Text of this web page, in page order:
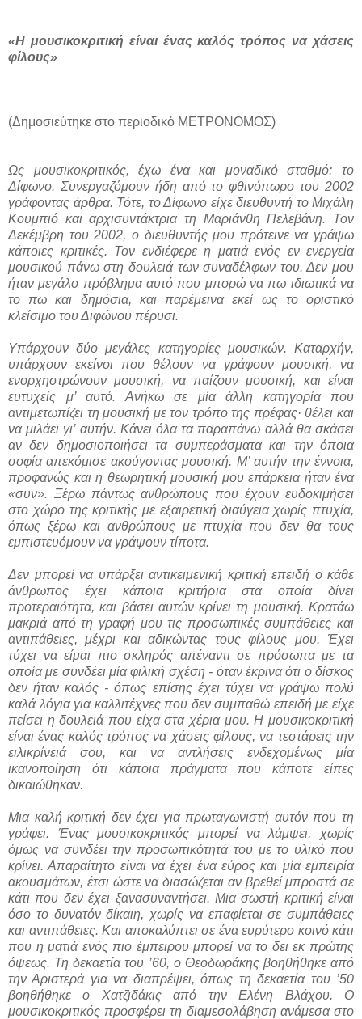
«Η μουσικοκριτική είναι ένας καλός τρόπος να χάσεις
φίλους»
(Δημοσιεύτηκε στο περιοδικό ΜΕΤΡΟΝΟΜΟΣ)
Ως μουσικοκριτικός, έχω ένα και μοναδικό σταθμό: το
Δίφωνο. Συνεργαζόμουν ήδη από το φθινόπωρο του 2002
γράφοντας άρθρα. Τότε, το Δίφωνο είχε διευθυντή το Μιχάλη
Κουμπιό και αρχισυντάκτρια τη Μαριάνθη Πελεβάνη. Τον
Δεκέμβρη του 2002, ο διευθυντής μου πρότεινε να γράψω
κάποιες κριτικές. Τον ενδιέφερε η ματιά ενός εν ενεργεία
μουσικού πάνω στη δουλειά των συναδέλφων του. Δεν μου
ήταν μεγάλο πρόβλημα αυτό που μπορώ να πω ιδιωτικά να
το πω και δημόσια, και παρέμεινα εκεί ως το οριστικό
κλείσιμο του Διφώνου πέρυσι.
Υπάρχουν δύο μεγάλες κατηγορίες μουσικών. Καταρχήν,
υπάρχουν εκείνοι που θέλουν να γράφουν μουσική, να
ενορχηστρώνουν μουσική, να παίζουν μουσική, και είναι
ευτυχείς μ’ αυτό. Ανήκω σε μία άλλη κατηγορία που
αντιμετωπίζει τη μουσική με τον τρόπο της πρέφας· θέλει και
να μιλάει γι’ αυτήν. Κάνει όλα τα παραπάνω αλλά θα σκάσει
αν δεν δημοσιοποιήσει τα συμπεράσματα και την όποια
σοφία απεκόμισε ακούγοντας μουσική. Μ’ αυτήν την έννοια,
προφανώς και η θεωρητική μουσική μου επάρκεια ήταν ένα
«συν». Ξέρω πάντως ανθρώπους που έχουν ευδοκιμήσει
στο χώρο της κριτικής με εξαιρετική διαύγεια χωρίς πτυχία,
όπως ξέρω και ανθρώπους με πτυχία που δεν θα τους
εμπιστευόμουν να γράψουν τίποτα.
Δεν μπορεί να υπάρξει αντικειμενική κριτική επειδή ο κάθε
άνθρωπος έχει κάποια κριτήρια στα οποία δίνει
προτεραιότητα, και βάσει αυτών κρίνει τη μουσική. Κρατάω
μακριά από τη γραφή μου τις προσωπικές συμπάθειες και
αντιπάθειες, μέχρι και αδικώντας τους φίλους μου. Έχει
τύχει να είμαι πιο σκληρός απέναντι σε πρόσωπα με τα
οποία με συνδέει μία φιλική σχέση - όταν έκρινα ότι ο δίσκος
δεν ήταν καλός - όπως επίσης έχει τύχει να γράψω πολύ
καλά λόγια για καλλιτέχνες που δεν συμπαθώ επειδή με είχε
πείσει η δουλειά που είχα στα χέρια μου. Η μουσικοκριτική
είναι ένας καλός τρόπος να χάσεις φίλους, να τεστάρεις την
ειλικρίνειά σου, και να αντλήσεις ενδεχομένως μία
ικανοποίηση ότι κάποια πράγματα που κάποτε είπες
δικαιώθηκαν.
Μια καλή κριτική δεν έχει για πρωταγωνιστή αυτόν που τη
γράφει. Ένας μουσικοκριτικός μπορεί να λάμψει, χωρίς
όμως να συνδέει την προσωπικότητά του με το υλικό που
κρίνει. Απαραίτητο είναι να έχει ένα εύρος και μία εμπειρία
ακουσμάτων, έτσι ώστε να διασώζεται αν βρεθεί μπροστά σε
κάτι που δεν έχει ξανασυναντήσει. Μια σωστή κριτική είναι
όσο το δυνατόν δίκαιη, χωρίς να επαφίεται σε συμπάθειες
και αντιπάθειες. Και αποκαλύπτει σε ένα ευρύτερο κοινό κάτι
που η ματιά ενός πιο έμπειρου μπορεί να το δει εκ πρώτης
όψεως. Τη δεκαετία του ’60, ο Θεοδωράκης βοηθήθηκε από
την Αριστερά για να διαπρέψει, όπως τη δεκαετία του ’50
βοηθήθηκε ο Χατζιδάκις από την Ελένη Βλάχου. Ο
μουσικοκριτικός προσφέρει τη διαμεσολάβηση ανάμεσα στο